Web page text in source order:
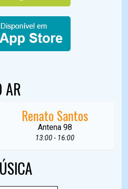
AR
Renato Santos
Antena 98
13:00 - 16:00